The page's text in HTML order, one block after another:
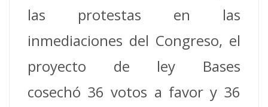
las protestas en las
inmediaciones del Congreso, el
proyecto de ley Bases
cosechó 36 votos a favor y 36